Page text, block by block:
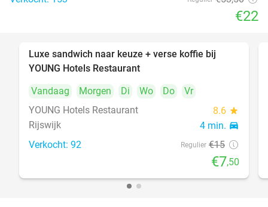
€22
Luxe sandwich naar keuze + verse koffie bij
YOUNG Hotels Restaurant
Vandaag
Morgen Di Wo Do
Vr
YOUNG Hotels Restaurant
8.6 star
Rijswijk 4 min. directions_car
Verkocht: 92 Regulier €15
€7,50